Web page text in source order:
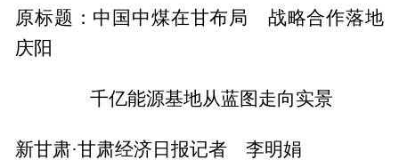
原标题：中国中煤在甘布局 战略合作落地
庆阳
千亿能源基地从蓝图走向实景
新甘肃·甘肃经济日报记者 李明娟